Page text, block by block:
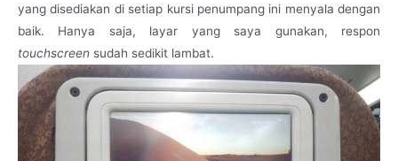
yang disediakan di setiap kursi penumpang ini menyala dengan
baik. Hanya saja, layar yang saya gunakan, respon
touchscreen sudah sedikit lambat.